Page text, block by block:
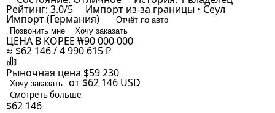
Рейтинг: 3.0/5 Импорт из-за границы • Сеул
Импорт (Германия)
Отчёт по авто
Позвонить мне
Хочу заказать
ЦЕНА В КОРЕЕ ₩90 000 000
≈ $62 146 / 4 990 615 ₽
Рыночная цена $59 230
Хочу заказать от $62 146 USD
Смотреть больше
$62 146